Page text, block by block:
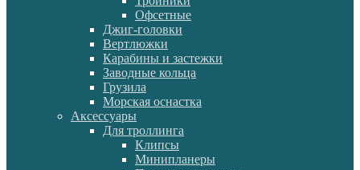
Офсетные
Джиг-головки
Вертлюжки
Карабины и застежки
Заводные кольца
Грузила
Морская оснастка
Аксессуары
Для троллинга
Клипсы
Минипланеры